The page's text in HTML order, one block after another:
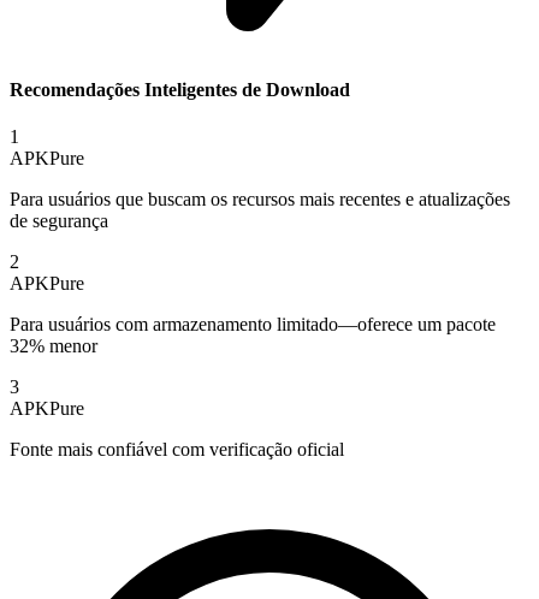
Recomendações Inteligentes de Download
1
APKPure
Para usuários que buscam os recursos mais recentes e atualizações
de segurança
2
APKPure
Para usuários com armazenamento limitado—oferece um pacote
32% menor
3
APKPure
Fonte mais confiável com verificação oficial